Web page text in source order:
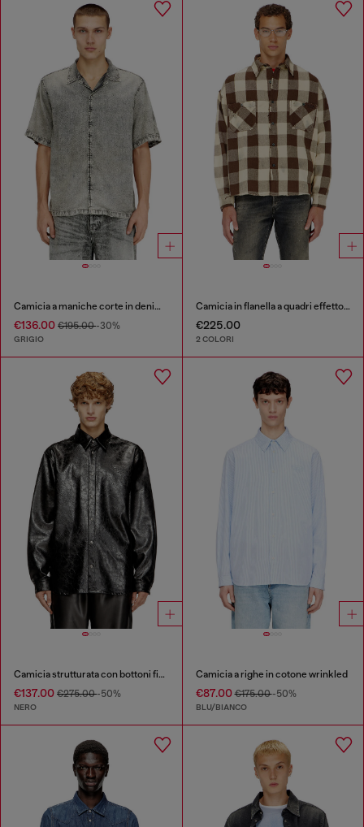
Camicia a maniche corte in denim fluido trattato
€136.00 €195.00-30%
GRIGIO
Camicia in flanella a quadri effetto distressed
€225.00
2 COLORI
Camicia strutturata con bottoni firmati
€137.00 €275.00-50%
NERO
Camicia a righe in cotone wrinkled
€87.00€175.00-50%
BLU/BIANCO